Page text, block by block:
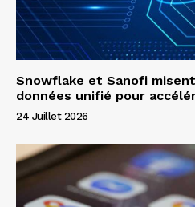
Snowflake et Sanofi
données unifié pour
24 Juillet 2026